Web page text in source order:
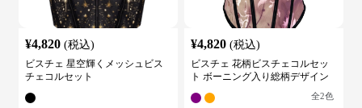
¥4,820 (税込)
ビスチェ 星空輝くメッシュビス
チェコルセット
¥4,820 (税込)
ビスチェ 花柄ビスチェコルセッ
ト ボーニング入り総柄デザイン
全2色